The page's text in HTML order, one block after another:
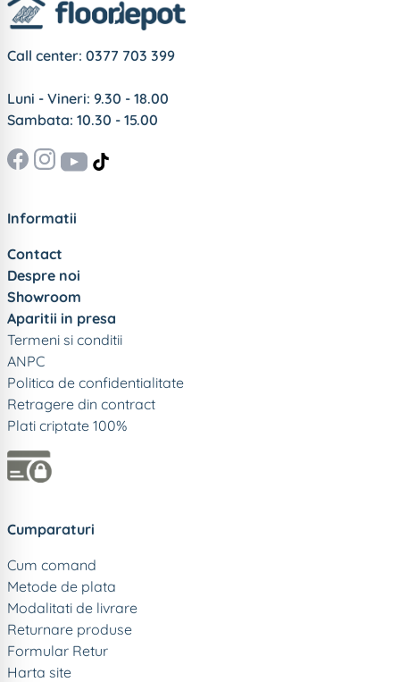
Call center: 0377 703 399
Luni - Vineri: 9.30 - 18.00
Sambata: 10.30 - 15.00
Informatii
Contact
Despre noi
Showroom
Aparitii in presa
Termeni si conditii
ANPC
Politica de confidentialitate
Retragere din contract
Plati criptate 100%
Cumparaturi
Cum comand
Metode de plata
Modalitati de livrare
Returnare produse
Formular Retur
Harta site